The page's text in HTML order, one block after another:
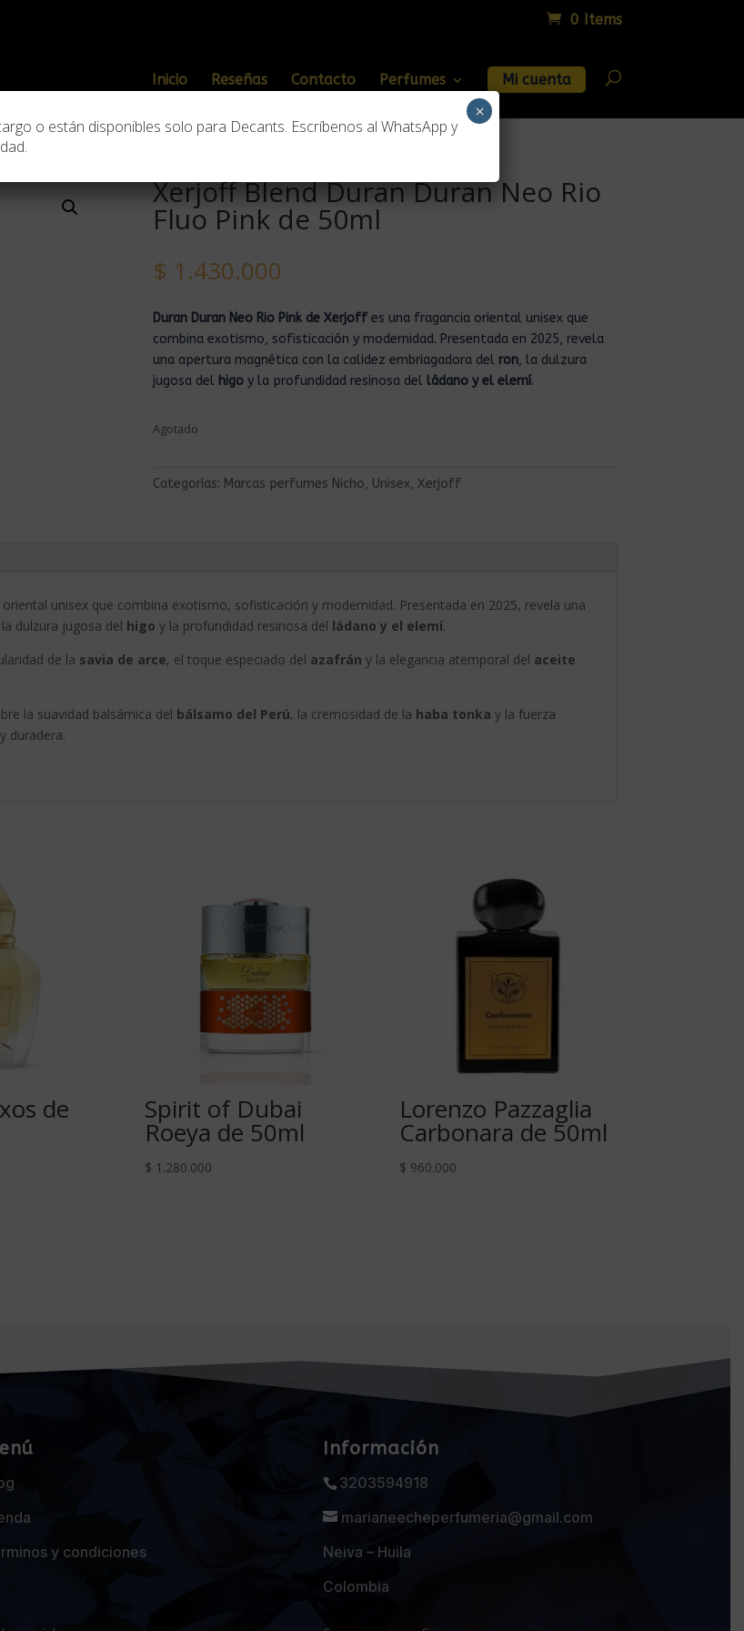
0 Items
Inicio Reseñas Contacto Perfumes Mi cuenta
Neo Rio Fluo Pink de 50ml
Xerjoff Blend Duran Duran Neo Rio
Fluo Pink de 50ml
$ 1.430.000
Duran Duran Neo Rio Pink de Xerjoffes una fragancia oriental unisex que
combina exotismo, sofisticación y modernidad. Presentada en 2025, revela
una apertura magnética con la calidez embriagadora del ron, la dulzura
jugosa del higo y la profundidad resinosa del ládano y el elemí.
Agotado
Categorías: Marcas perfumes Nicho, Unisex, Xerjoff
unisex que combina exotismo, sofisticación y modernidad. Presentada en 2025, revela una
dulzura jugosa del higo y la profundidad resinosa del ládano y el elemí.
de la savia de arce, el toque especiado del azafrán y la elegancia atemporal del aceite
la suavidad balsámica del bálsamo del Perú, la cremosidad de la haba tonka y la fuerza
duradera.
de Spirit of Dubai
Roeya de 50ml
$ 1.280.000
Lorenzo Pazzaglia
Carbonara de 50ml
$ 960.000
y condiciones
Información
3203594918
marianeecheperfumeria@gmail.com
Neiva – Huila
Colombia
o están disponibles solo para Decants. Escríbenos al WhatsApp y
×